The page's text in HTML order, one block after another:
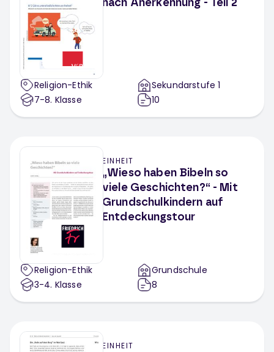
nach Anerkennung - Teil 2
Religion-Ethik
7-8. Klasse
Sekundarstufe 1
10
EINHEIT
„Wieso haben Bibeln so
viele Geschichten?“ - Mit
Grundschulkindern auf
Entdeckungstour
Religion-Ethik
3-4. Klasse
Grundschule
8
EINHEIT